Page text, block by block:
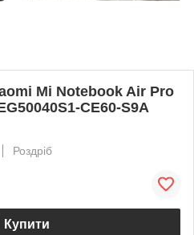
Mi Notebook Air Pro
CE60-S9A
Роздріб
Купити